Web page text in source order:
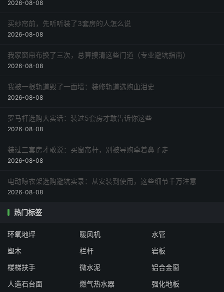
2026-08-08
买纱帘前，先听听装了3套房的人怎么说
2026-08-08
我家窗帘布换了三次，总算摸清这些门道（专业避坑指南）
2026-08-08
我被一根轨道毁了一面墙：装修轨道选购血泪史
2026-08-08
罗马杆选购大实话：装过5套房才敢告诉你这些
2026-08-08
装过三套房才敢说：买窗帘杆，别被导购牵着鼻子走
2026-08-08
电动晾衣架选购避坑实录：从安装到使用，这些细节千万注意
2026-08-08
热门标签
环氧地坪 暖风机
水管
塑木
栏杆
岩板
楼梯扶手
微水泥
铝合金窗
人造石台面
燃气热水器 强化地板